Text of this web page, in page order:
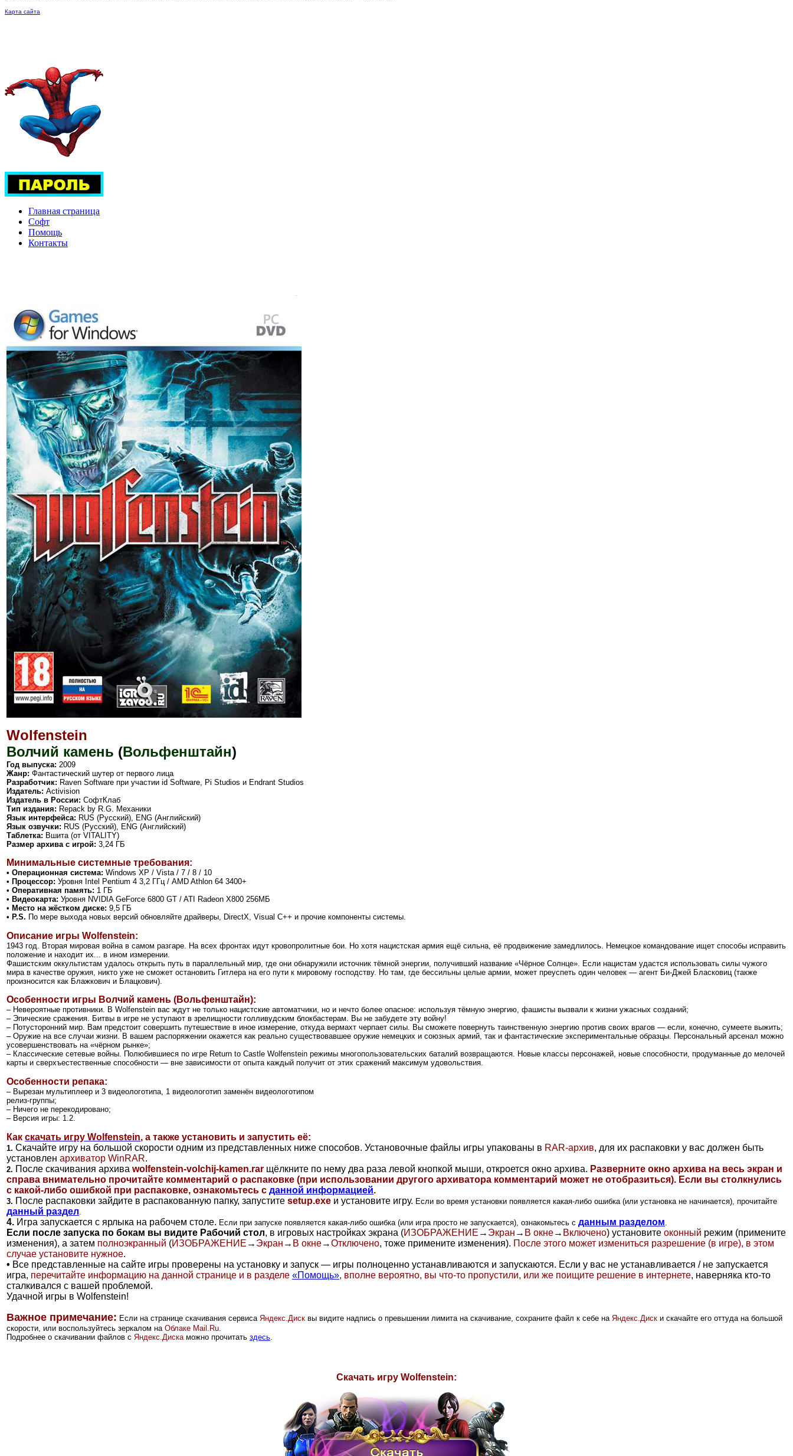
Карта сайта
Главная страница
Софт
Помощь
Контакты
Wolfenstein
Волчий камень (Вольфенштайн)
Год выпуска: 2009
Жанр: Фантастический шутер от первого лица
Разработчик: Raven Software при участии id Software, Pi Studios и Endrant Studios
Издатель: Activision
Издатель в России: СофтКлаб
Тип издания: Repack by R.G. Механики
Язык интерфейса: RUS (Русский), ENG (Английский)
Язык озвучки: RUS (Русский), ENG (Английский)
Таблетка: Вшита (от VITALITY)
Размер архива с игрой: 3,24 ГБ
Минимальные системные требования:
• Операционная система: Windows XP / Vista / 7 / 8 / 10
• Процессор: Уровня Intel Pentium 4 3,2 ГГц / AMD Athlon 64 3400+
• Оперативная память: 1 ГБ
• Видеокарта: Уровня NVIDIA GeForce 6800 GT / ATI Radeon X800 256МБ
• Место на жёстком диске: 9,5 ГБ
• P.S. По мере выхода новых версий обновляйте драйверы, DirectX, Visual C++ и прочие компоненты системы.
Описание игры Wolfenstein:
1943 год. Вторая мировая война в самом разгаре. На всех фронтах идут кровопролитные бои. Но хотя нацистская армия ещё сильна, её продвижение замедлилось. Немецкое командование ищет способы исправить
положение и находит их... в ином измерении.
Фашистским оккультистам удалось открыть путь в параллельный мир, где они обнаружили источник тёмной энергии, получивший название «Чёрное Солнце». Если нацистам удастся использовать силы чужого
мира в качестве оружия, никто уже не сможет остановить Гитлера на его пути к мировому господству. Но там, где бессильны целые армии, может преуспеть один человек — агент Би-Джей Бласковиц (также
произносится как Блажкович и Блацкович).
Особенности игры Волчий камень (Вольфенштайн):
– Невероятные противники. В Wolfenstein вас ждут не только нацистские автоматчики, но и нечто более опасное: используя тёмную энергию, фашисты вызвали к жизни ужасных созданий;
– Эпические сражения. Битвы в игре не уступают в зрелищности голливудским блокбастерам. Вы не забудете эту войну!
– Потусторонний мир. Вам предстоит совершить путешествие в иное измерение, откуда вермахт черпает силы. Вы сможете повернуть таинственную энергию против своих врагов — если, конечно, сумеете выжить;
– Оружие на все случаи жизни. В вашем распоряжении окажется как реально существовавшее оружие немецких и союзных армий, так и фантастические экспериментальные образцы. Персональный арсенал можно
усовершенствовать на «чёрном рынке»;
– Классические сетевые войны. Полюбившиеся по игре Return to Castle Wolfenstein режимы многопользовательских баталий возвращаются. Новые классы персонажей, новые способности, продуманные до мелочей
карты и сверхъестественные способности — вне зависимости от опыта каждый получит от этих сражений максимум удовольствия.
Особенности репака:
– Вырезан мультиплеер и 3 видеологотипа, 1 видеологотип заменён видеологотипом
релиз-группы;
– Ничего не перекодировано;
– Версия игры: 1.2.
Как скачать игру Wolfenstein, а также установить и запустить её:
1. Скачайте игру на большой скорости одним из представленных ниже способов. Установочные файлы игры упакованы в RAR-архив, для их распаковки у вас должен быть
установлен архиватор WinRAR.
2. После скачивания архива wolfenstein-volchij-kamen.rar щёлкните по нему два раза левой кнопкой мыши, откроется окно архива. Разверните окно архива на весь экран и
справа внимательно прочитайте комментарий о распаковке (при использовании другого архиватора комментарий может не отобразиться). Если вы столкнулись
с какой-либо ошибкой при распаковке, ознакомьтесь с данной информацией.
3. После распаковки зайдите в распакованную папку, запустите setup.exe и установите игру. Если во время установки появляется какая-либо ошибка (или установка не начинается), прочитайте
данный раздел
4. Игра запускается с ярлыка на рабочем столе. Если при запуске появляется какая-либо ошибка (или игра просто не запускается), ознакомьтесь с данным разделом
Если после запуска по бокам вы видите Рабочий стол, в игровых настройках экрана (ИЗОБРАЖЕНИЕ → Экран → В окне→ Включено) установите оконный режим (примените
изменения), а затем полноэкранный (ИЗОБРАЖЕНИЕ → Экран → В окне→Отключено, тоже примените изменения). После этого может измениться разрешение (в игре), в этом
случае установите нужное.
• Все представленные на сайте игры проверены на установку и запуск — игры полноценно устанавливаются и запускаются. Если у вас не устанавливается / не запускается
игра, перечитайте информацию на данной странице и в разделе «Помощь», вполне вероятно, вы что-то пропустили, или же поищите решение в интернете, наверняка кто-то
сталкивался с вашей проблемой.
Удачной игры в Wolfenstein!
Важное примечание: Если на странице скачивания сервиса Яндекс.Диск вы видите надпись о превышении лимита на скачивание, сохраните файл к себе на Яндекс.Диск и скачайте его оттуда на большой
скорости, или воспользуйтесь зеркалом на Облаке Mail.Ru
Подробнее о скачивании файлов с Яндекс.Диска можно прочитать здесь
Скачать игру Wolfenstein: